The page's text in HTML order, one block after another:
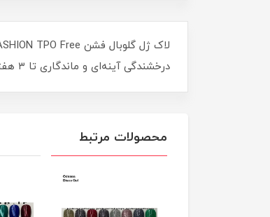
درخشندگی آینه‌ای و ماندگاری تا ۳ هفته، زیبایی و سلامت ناخن‌ها را تضمین می‌کند. مناسب برای استفاده تخصصی در سالن یا در خانه.
محصولات مرتبط